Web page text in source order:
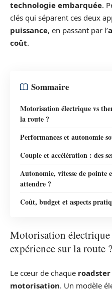
technologie embarquée.
clés qui séparent ces deux
puissance, en passant par l’
coût.
Sommaire
Motorisation électrique vs
la route ?
Performances et autonomie
Couple et accélération : des
Autonomie, vitesse de pointe
attendre ?
Coût, budget et aspects
Motorisation
expérience sur la route ?
Le cœur de chaque roadster
motorisation. Un modèle